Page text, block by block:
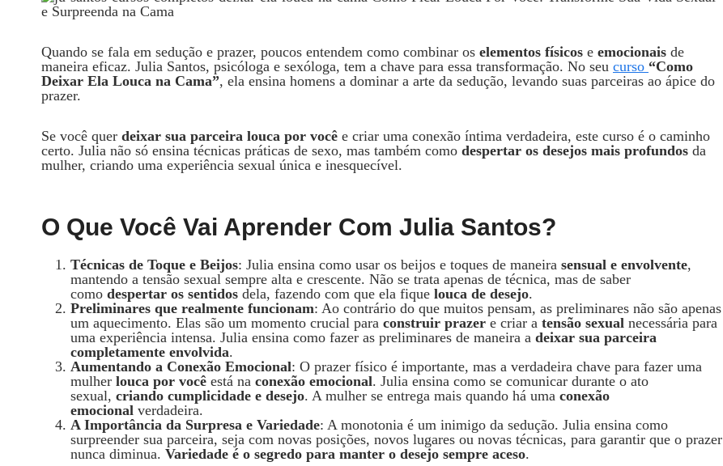
Quando se fala em sedução e prazer, poucos entendem como combinar os elementos físicos e emocionais de
maneira eficaz. Julia Santos, psicóloga e sexóloga, tem a chave para essa transformação. No seu curso “Como
Deixar Ela Louca na Cama”, ela ensina homens a dominar a arte da sedução, levando suas parceiras ao ápice do
prazer.
Se você quer deixar sua parceira louca por você e criar uma conexão íntima verdadeira, este curso é o caminho
certo. Julia não só ensina técnicas práticas de sexo, mas também como despertar os desejos mais profundos da
mulher, criando uma experiência sexual única e inesquecível.
O Que Você Vai Aprender Com Julia Santos?
Técnicas de Toque e Beijos: Julia ensina como usar os beijos e toques de maneira sensual e envolvente,
mantendo a tensão sexual sempre alta e crescente. Não se trata apenas de técnica, mas de saber
como despertar os sentidos dela, fazendo com que ela fique louca de desejo.
Preliminares que realmente funcionam: Ao contrário do que muitos pensam, as preliminares não são apenas
um aquecimento. Elas são um momento crucial para construir prazer e criar a tensão sexual necessária para
uma experiência intensa. Julia ensina como fazer as preliminares de maneira a deixar sua parceira
completamente envolvida.
Aumentando a Conexão Emocional: O prazer físico é importante, mas a verdadeira chave para fazer uma
mulher louca por você está na conexão emocional. Julia ensina como se comunicar durante o ato
sexual, criando cumplicidade e desejo. A mulher se entrega mais quando há uma conexão
emocional verdadeira.
A Importância da Surpresa e Variedade: A monotonia é um inimigo da sedução. Julia ensina como
surpreender sua parceira, seja com novas posições, novos lugares ou novas técnicas, para garantir que o prazer
nunca diminua. Variedade é o segredo para manter o desejo sempre aceso.